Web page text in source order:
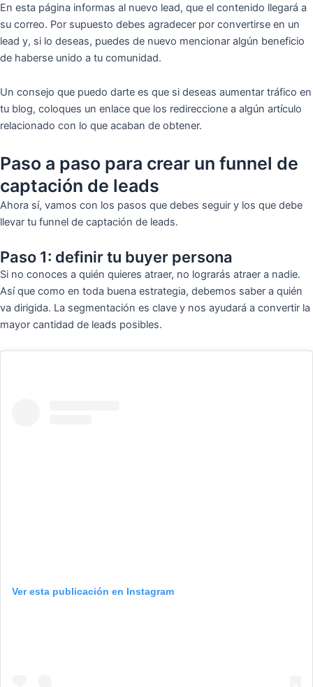
En esta página informas al nuevo lead, que el contenido llegará a
su correo. Por supuesto debes agradecer por convertirse en un
lead y, si lo deseas, puedes de nuevo mencionar algún beneficio
de haberse unido a tu comunidad.
Un consejo que puedo darte es que si deseas aumentar tráfico en
tu blog, coloques un enlace que los redireccione a algún artículo
relacionado con lo que acaban de obtener.
Paso a paso para crear un funnel de
captación de leads
Ahora sí, vamos con los pasos que debes seguir y los que debe
llevar tu funnel de captación de leads.
Paso 1: definir tu buyer persona
Si no conoces a quién quieres atraer, no lograrás atraer a nadie.
Así que como en toda buena estrategia, debemos saber a quién
va dirigida. La segmentación es clave y nos ayudará a convertir la
mayor cantidad de leads posibles.
Ver esta publicación en Instagram